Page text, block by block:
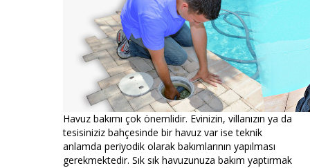
Havuz bakımı çok önemlidir. Evinizin, villanızın ya da
tesisiniziz bahçesinde bir havuz var ise teknik
anlamda periyodik olarak bakımlarının yapılması
gerekmektedir. Sık sık havuzunuza bakım yaptırmak